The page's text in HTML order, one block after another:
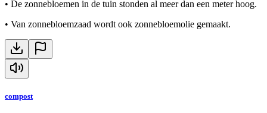
• De zonnebloemen in de tuin stonden al meer dan een meter hoog.
• Van zonnebloemzaad wordt ook zonnebloemolie gemaakt.
compost